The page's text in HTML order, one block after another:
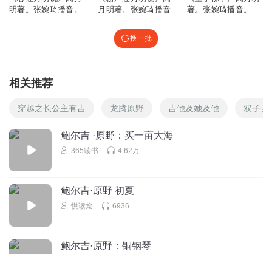
明著。张婉琦播音。
月明著。张婉琦播音
著。张婉琦播音。
换一批
相关推荐
穿越之长公主有吉 龙腾原野 吉他及她及他 双子吉
鲍尔吉 ·原野：买一亩大海
365读书 4.62万
鲍尔吉·原野 初夏
悦读烩 6936
鲍尔吉·原野：铜钢琴